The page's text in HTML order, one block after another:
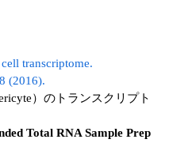
家畜他）
transcriptome.
(2016).
）のトランスクリプト
Total RNA Sample Prep